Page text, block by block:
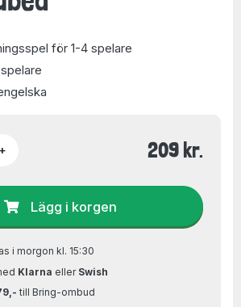
för 1-4 spelare
+ 209 kr.
Lägg i korgen
i morgon kl. 15:30
Klarna eller Swish
till Bring-ombud